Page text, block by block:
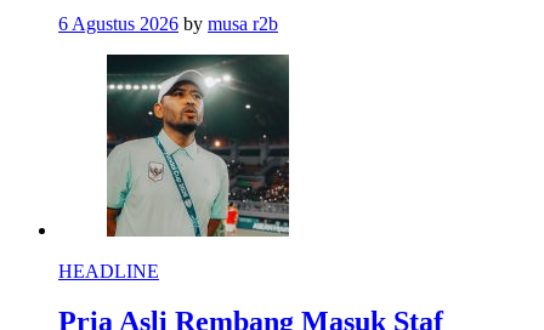
6 Agustus 2026 by musa r2b
HEADLINE
Pria Asli Rembang Masuk Staf